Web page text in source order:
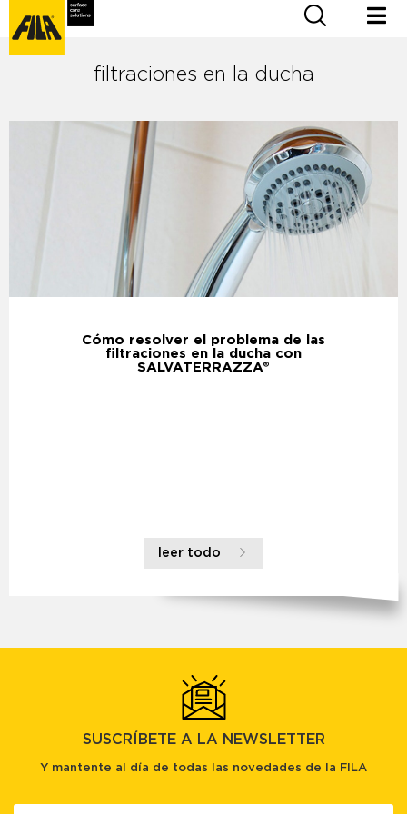
filtraciones en la ducha
Cómo resolver el problema de las
filtraciones en la ducha con
SALVATERRAZZA®
leer todo
SUSCRÍBETE A LA NEWSLETTER
Y mantente al día de todas las novedades de la FILA